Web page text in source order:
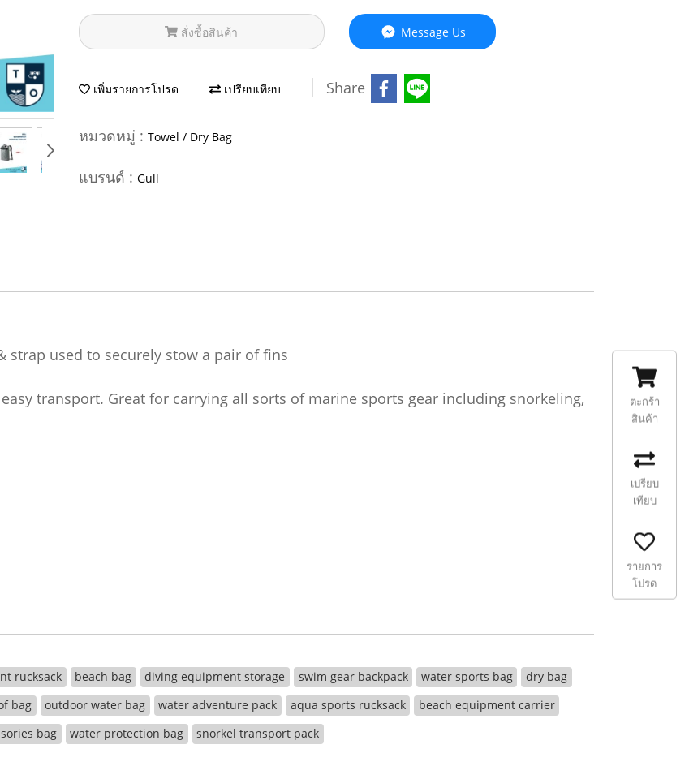
สั่งซื้อสินค้า Message Us
เพิ่มรายการโปรด เปรียบเทียบ Share
หมวดหมู่ : Towel / Dry Bag
แบรนด์ : Gull
strap used to securely stow a pair of fins
transport. Great for carrying all sorts of marine sports gear including snorkeling,
rucksack beach bag diving equipment storage swim gear backpack water sports bag
dry bag
bag outdoor water bag water adventure pack aqua sports rucksack
beach equipment carrier
bag water protection bag snorkel transport pack
ตะกร้า
สินค้า
เปรียบ
เทียบ
รายการ
โปรด